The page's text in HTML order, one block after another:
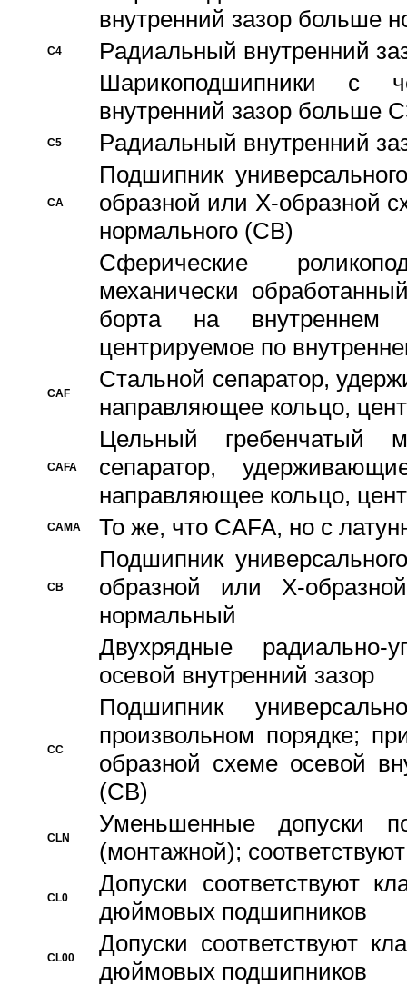
внутренний зазор больше
C4
Pадиальный внутренний
Шарикоподшипники с
внутренний зазор больше
C5 Pадиальный внутренний
CA
Подшипник
образной или Х-образной
нормального (CB)
Сферические
механически
борта на внутреннем
центрируемое по
CAF
Стальной сепаратор,
направляющее кольцо,
CAFA
Цельный гребенчатый
сепаратор,
направляющее кольцо,
CAMA То же, что CAFA, но с
CB
Подшипник
образной или Х-
нормальный
Двухрядные радиально-
осевой внутренний зазор
CC
Подшипник
произвольном порядке;
образной схеме осевой
(CB)
CLN
Уменьшенные
(монтажной);
CL0
Допуски соответствуют
дюймовых подшипников
CL00
Допуски соответствуют
дюймовых подшипников